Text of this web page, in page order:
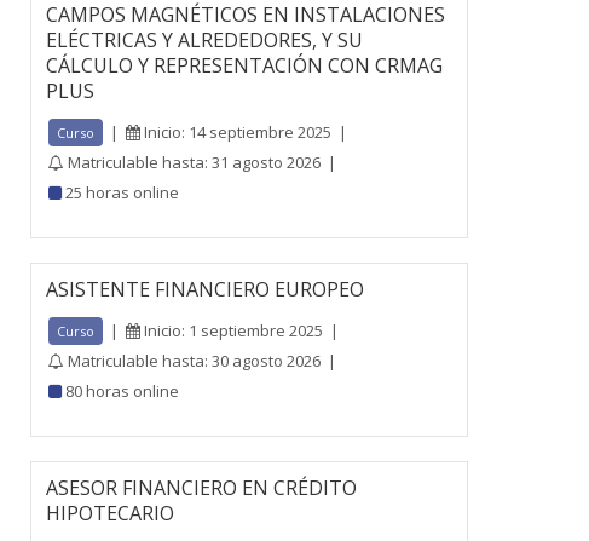
CAMPOS MAGNÉTICOS EN INSTALACIONES
ELÉCTRICAS Y ALREDEDORES, Y SU
CÁLCULO Y REPRESENTACIÓN CON CRMAG
PLUS
Curso | Inicio: 14 septiembre 2025 |
Matriculable hasta: 31 agosto 2026 |
25 horas online
ASISTENTE FINANCIERO EUROPEO
Curso | Inicio: 1 septiembre 2025 |
Matriculable hasta: 30 agosto 2026 |
80 horas online
ASESOR FINANCIERO EN CRÉDITO
HIPOTECARIO